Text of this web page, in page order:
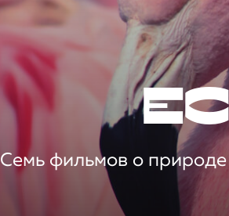
Семь фильмов о природе